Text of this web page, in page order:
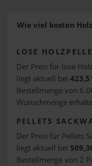
Wie viel kosten
LOSE
Der Preis für lose
liegt aktuell bei
Bestellmenge von
Wunschmenge
PELLETS
Der Preis für Pellets
liegt aktuell bei
Bestellmenge von 2